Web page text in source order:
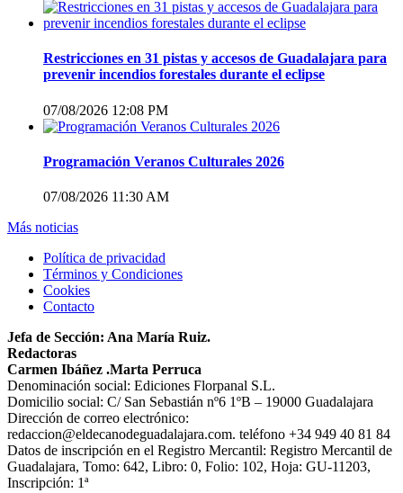
Restricciones en 31 pistas y accesos de Guadalajara para
prevenir incendios forestales durante el eclipse
07/08/2026 12:08 PM
Programación Veranos Culturales 2026
07/08/2026 11:30 AM
Más noticias
Política de privacidad
Términos y Condiciones
Cookies
Contacto
Jefa de Sección: Ana María Ruiz.
Redactoras
Carmen Ibáñez .Marta Perruca
Denominación social: Ediciones Florpanal S.L.
Domicilio social: C/ San Sebastián nº6 1ºB – 19000 Guadalajara
Dirección de correo electrónico:
redaccion@eldecanodeguadalajara.com. teléfono +34 949 40 81 84
Datos de inscripción en el Registro Mercantil: Registro Mercantil de
Guadalajara, Tomo: 642, Libro: 0, Folio: 102, Hoja: GU-11203,
Inscripción: 1ª